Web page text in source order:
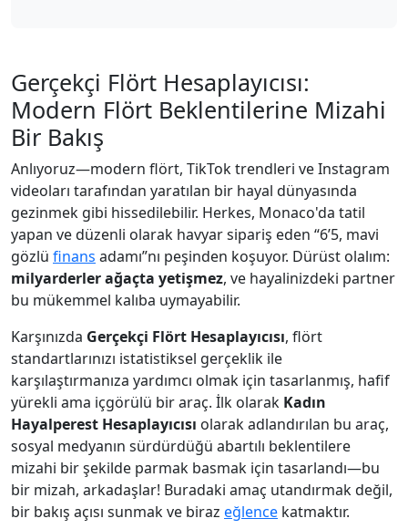
Gerçekçi Flört Hesaplayıcısı:
Modern Flört Beklentilerine Mizahi
Bir Bakış
Anlıyoruz—modern flört, TikTok trendleri ve Instagram
videoları tarafından yaratılan bir hayal dünyasında
gezinmek gibi hissedilebilir. Herkes, Monaco'da tatil
yapan ve düzenli olarak havyar sipariş eden “6’5, mavi
gözlü finans adamı”nı peşinden koşuyor. Dürüst olalım:
milyarderler ağaçta yetişmez, ve hayalinizdeki partner
bu mükemmel kalıba uymayabilir.
Karşınızda Gerçekçi Flört Hesaplayıcısı, flört
standartlarınızı istatistiksel gerçeklik ile
karşılaştırmanıza yardımcı olmak için tasarlanmış, hafif
yürekli ama içgörülü bir araç. İlk olarak Kadın
Hayalperest Hesaplayıcısı olarak adlandırılan bu araç,
sosyal medyanın sürdürdüğü abartılı beklentilere
mizahi bir şekilde parmak basmak için tasarlandı—bu
bir mizah, arkadaşlar! Buradaki amaç utandırmak değil,
bir bakış açısı sunmak ve biraz eğlence katmaktır.